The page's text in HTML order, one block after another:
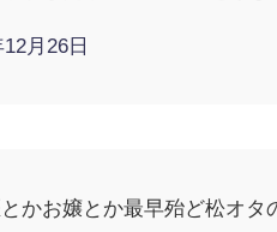
月26日
かお嬢とか最早殆ど松オ